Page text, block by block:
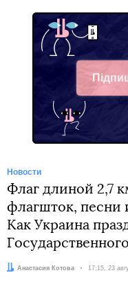
Новости
Флаг длиной 2,7
флагшток, песни
Как Украина
Автор:
Анастасия Котова Дата:
17:15, 23